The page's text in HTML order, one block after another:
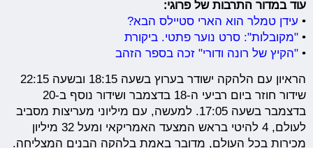
עוד במדור התרבות של פרוגי:
• עידן טמלר הוא הארי סטיילס הבא?
•"מקובלות": סרט נוער פתטי. ביקורת
•"הקיץ של רונה ודורי" זכה בספר הזהב
הראיון עם הלהקה ישודר בערוץ בשעה 18:15 ובשעה 22:15
שידור חוזר ביום רביעי ה-18 בדצמבר ושידור נוסף ב-20
בדצמבר בשעה 17:05. למעשה, עם מיליוני מעריצות מסביב
לעולם, 4 להיטי בראש המצעד האמריקאי ומעל 32 מיליון
מכירות בכל העולם, מדובר באמת בלהקה הבנים המצליחה.